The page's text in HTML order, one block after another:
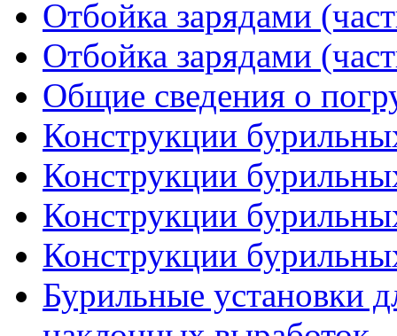
Отбойка зарядами
Отбойка зарядами
Общие сведения о
Конструкции
Конструкции
Конструкции
Конструкции
Бурильные установки